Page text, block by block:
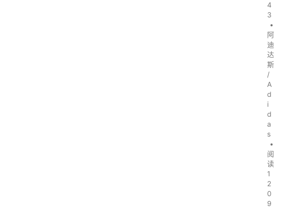
4
3
•
阿
迪
达
斯
/
A
d
i
d
a
s
•
阅
读
1
2
0
9